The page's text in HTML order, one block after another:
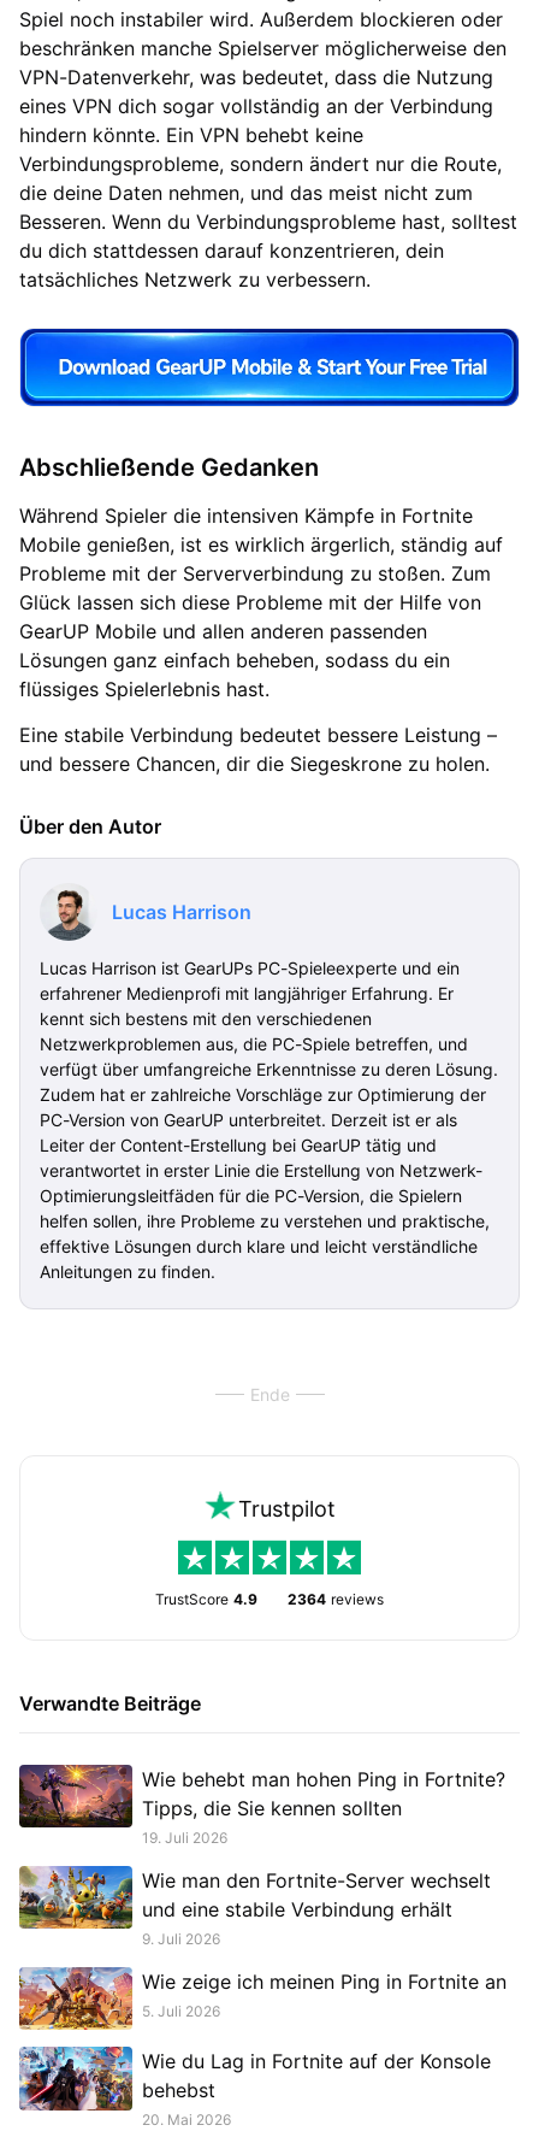
Spiel noch instabiler wird. Außerdem blockieren oder
beschränken manche Spielserver möglicherweise den
VPN-Datenverkehr, was bedeutet, dass die Nutzung
eines VPN dich sogar vollständig an der Verbindung
hindern könnte. Ein VPN behebt keine
Verbindungsprobleme, sondern ändert nur die Route,
die deine Daten nehmen, und das meist nicht zum
Besseren. Wenn du Verbindungsprobleme hast, solltest
du dich stattdessen darauf konzentrieren, dein
tatsächliches Netzwerk zu verbessern.
Abschließende Gedanken
Während Spieler die intensiven Kämpfe in Fortnite
Mobile genießen, ist es wirklich ärgerlich, ständig auf
Probleme mit der Serververbindung zu stoßen. Zum
Glück lassen sich diese Probleme mit der Hilfe von
GearUP Mobile und allen anderen passenden
Lösungen ganz einfach beheben, sodass du ein
flüssiges Spielerlebnis hast.
Eine stabile Verbindung bedeutet bessere Leistung –
und bessere Chancen, dir die Siegeskrone zu holen.
Über den Autor
Lucas Harrison
Lucas Harrison ist GearUPs PC-Spieleexperte und ein
erfahrener Medienprofi mit langjähriger Erfahrung. Er
kennt sich bestens mit den verschiedenen
Netzwerkproblemen aus, die PC-Spiele betreffen, und
verfügt über umfangreiche Erkenntnisse zu deren Lösung.
Zudem hat er zahlreiche Vorschläge zur Optimierung der
PC-Version von GearUP unterbreitet. Derzeit ist er als
Leiter der Content-Erstellung bei GearUP tätig und
verantwortet in erster Linie die Erstellung von Netzwerk-
Optimierungsleitfäden für die PC-Version, die Spielern
helfen sollen, ihre Probleme zu verstehen und praktische,
effektive Lösungen durch klare und leicht verständliche
Anleitungen zu finden.
Ende
Trustpilot
TrustScore 4.9 2364 reviews
Verwandte Beiträge
Wie behebt man hohen Ping in Fortnite?
Tipps, die Sie kennen sollten
19. Juli 2026
Wie man den Fortnite-Server wechselt
und eine stabile Verbindung erhält
9. Juli 2026
Wie zeige ich meinen Ping in Fortnite an
5. Juli 2026
Wie du Lag in Fortnite auf der Konsole
behebst
20. Mai 2026